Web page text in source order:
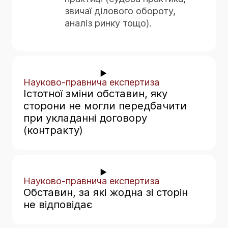
звичаї ділового обороту,
аналіз ринку тощо).
Науково-правнича експертиза
Істотної зміни обставин, яку
сторони не могли передбачити
при укладанні договору
(контракту)
мають науковий ступінь за відповідною
науковою спеціальністю в галузі
юридичних наук, шляхом застосування
ними спеціалізованих правничих знань,
Науково-правнича експертиза
Обставин, за які жодна зі сторін
не відповідає